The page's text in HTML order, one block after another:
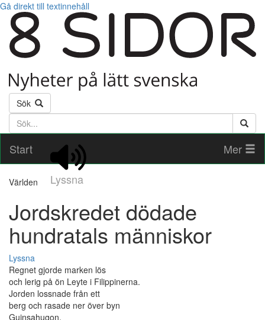
Gå direkt till textinnehåll
Sök
Söktext
Start
Lyssna
Mer
Världen
Jordskredet dödade
hundratals människor
Lyssna
Regnet gjorde marken lös
och lerig på ön Leyte i Filippinerna.
Jorden lossnade från ett
berg och rasade ner över byn
Guinsahugon.